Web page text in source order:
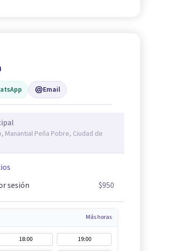
Email
Manantial Peña Pobre, Ciudad de
sesión
$950
Más horas
18:00
19:00